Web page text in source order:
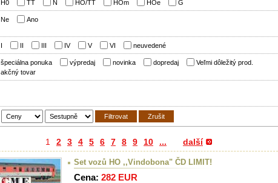
H0 TT N HO/TT HOm HOe G
Ne Ano
I II III IV V VI neuvedené
špeciálna ponuka výpredaj novinka dopredaj
Veľmi dôležitý prod.
akčný tovar
1 2 3 4 5 6 7 8 9 10 ... další
Set vozů HO ,,Vindobona" ČD LIMIT!
Cena: 282 EUR